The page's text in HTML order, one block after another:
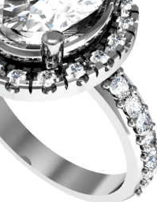
Contacto